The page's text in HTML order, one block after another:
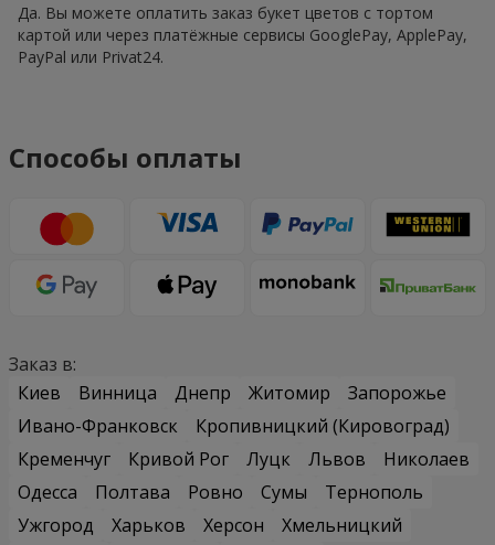
Да. Вы можете оплатить заказ букет цветов с тортом
картой или через платёжные сервисы GooglePay, ApplePay,
PayPal или Privat24.
Способы оплаты
Заказ в:
Киев
Винница Днепр Житомир
Запорожье
Ивано-Франковск
Кропивницкий (Кировоград)
Кременчуг
Кривой Рог Луцк Львов
Николаев
Одесса
Полтава Ровно Сумы
Тернополь
Ужгород
Харьков Херсон
Хмельницкий